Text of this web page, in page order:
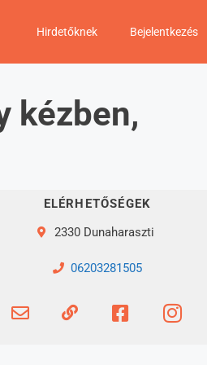
Hirdetőknek Bejelentkezés
kézben,
ELÉRHETŐSÉGEK
2330 Dunaharaszti
06203281505